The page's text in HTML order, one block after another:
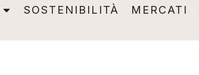
SOSTENIBILITÀ MERCATI